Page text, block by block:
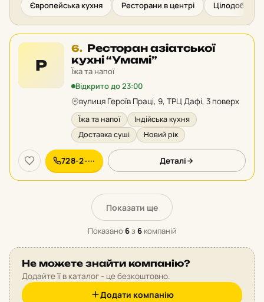
Європейська кухня Ресторани в центрі Цілодобові
Р
6. Місце
6
у
рейтингу:
Ресторан азіатської
кухні “Умамі”
Їжа та напої
Відкрито до 23:00
вулиця Героїв Праці, 9, ТРЦ Дафі, 3 поверх
Їжа та напої
Індійська кухня
Доставка суші
Новий рік
728-2-··· Деталі
Показати ще
Показано 6з 6 компаній
Не можете знайти компанію?
Додайте її в каталог - це безкоштовно.
Додати компанію